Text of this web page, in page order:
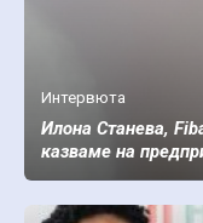
Интервюта
Илона Станева,
казваме на